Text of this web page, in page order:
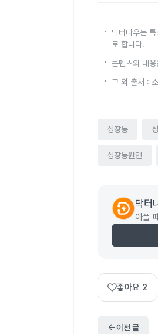
닥터나우는
로 합니다.
콘텐츠의 내
그 외 출처 :
성장통
성장통원인
닥터
아플
좋아요 2
arrow_back이전 글